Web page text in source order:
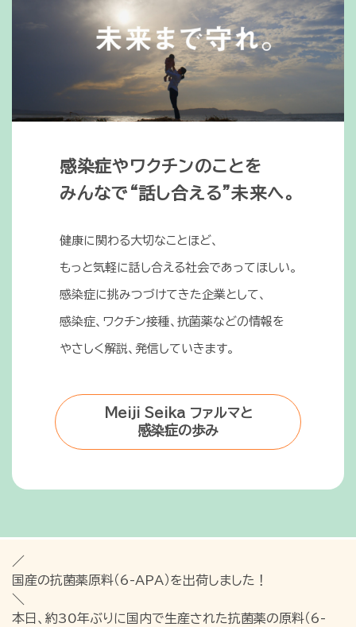
感染症やワクチンのことを
みんなで“話し合える”未来へ。
健康に関わる大切なことほど、
もっと気軽に話し合える社会であってほしい。
感染症に挑みつづけてきた企業として、
感染症、ワクチン接種、抗菌薬などの情報を
やさしく解説、発信していきます。
Meiji Seika ファルマと
感染症の歩み
／
国産の抗菌薬原料（6-APA）を出荷しました！
＼
本日、約30年ぶりに国内で生産された抗菌薬の原料（6-